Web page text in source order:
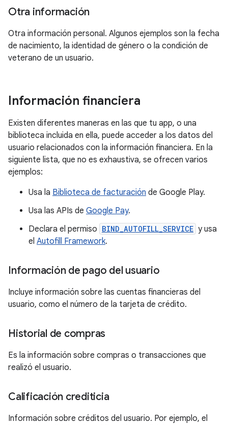
Otra información
Otra información personal. Algunos ejemplos son la fecha
de nacimiento, la identidad de género o la condición de
veterano de un usuario.
Información financiera
Existen diferentes maneras en las que tu app, o una
biblioteca incluida en ella, puede acceder a los datos del
usuario relacionados con la información financiera. En la
siguiente lista, que no es exhaustiva, se ofrecen varios
ejemplos:
Usa la Biblioteca de facturación de Google Play.
Usa las APIs de Google Pay.
Declara el permiso BIND_AUTOFILL_SERVICE y usa
el Autofill Framework.
Información de pago del usuario
Incluye información sobre las cuentas financieras del
usuario, como el número de la tarjeta de crédito.
Historial de compras
Es la información sobre compras o transacciones que
realizó el usuario.
Calificación crediticia
Información sobre créditos del usuario. Por ejemplo, el